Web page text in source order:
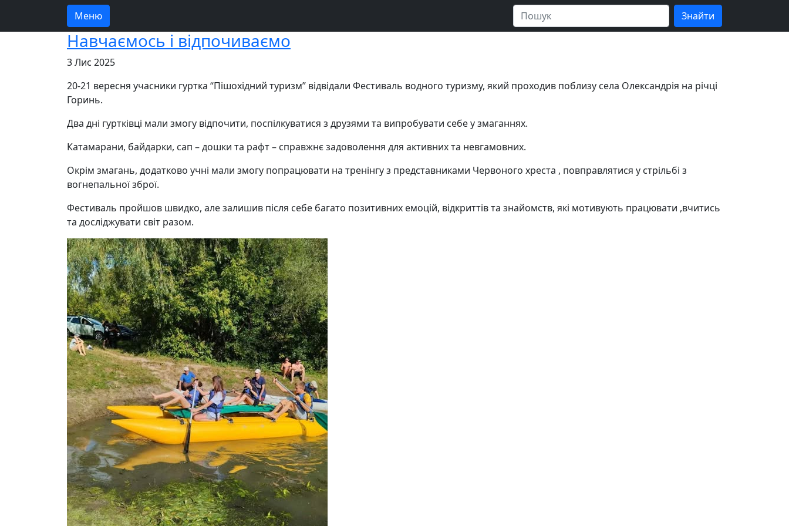
Меню
Навчаємось і відпочиваємо
3 Лис 2025
20-21 вересня учасники гуртка “Пішохідний туризм” відвідали Фестиваль водного туризму, який проходив поблизу села Олександрія на річці
Горинь.
Два дні гуртківці мали змогу відпочити, поспілкуватися з друзями та випробувати себе у змаганнях.
Катамарани, байдарки, сап – дошки та рафт – справжнє задоволення для активних та невгамовних.
Окрім змагань, додатково учні мали змогу попрацювати на тренінгу з представниками Червоного хреста , повправлятися у стрільбі з
вогнепальної зброї.
Фестиваль пройшов швидко, але залишив після себе багато позитивних емоцій, відкриттів та знайомств, які мотивують працювати ,вчитись
та досліджувати світ разом.